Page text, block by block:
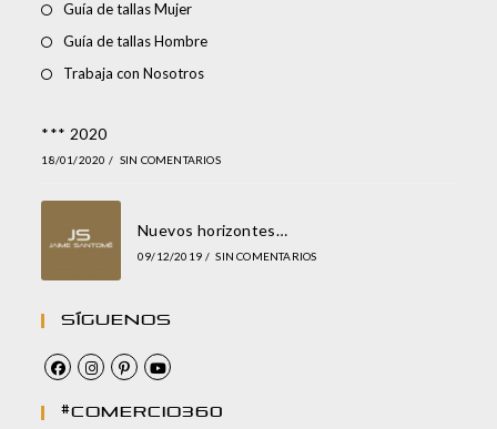
Guía de tallas Mujer
Guía de tallas Hombre
Trabaja con Nosotros
*** 2020
18/01/2020 / SIN COMENTARIOS
Nuevos horizontes…
09/12/2019 / SIN COMENTARIOS
Síguenos
#comercio360